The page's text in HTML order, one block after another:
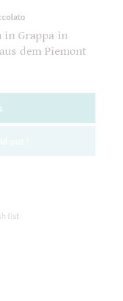
in Grappa in
dem Piemont
list